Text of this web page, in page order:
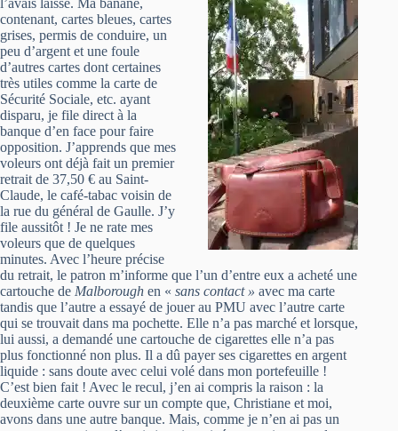
contenant, cartes bleues, cartes
grises, permis de conduire, un
peu d’argent et une foule
d’autres cartes dont certaines
très utiles comme la carte de
Sécurité Sociale, etc. ayant
disparu, je file direct à la
banque d’en face pour faire
opposition. J’apprends que mes
voleurs ont déjà fait un premier
retrait de 37,50 € au Saint-
Claude, le café-tabac voisin de
la rue du général de Gaulle. J’y
file aussitôt ! Je ne rate mes
voleurs que de quelques
minutes. Avec l’heure précise
du retrait, le patron m’informe que l’un d’entre eux a acheté une
cartouche de Malborough en « sans contact » avec ma carte
tandis que l’autre a essayé de jouer au PMU avec l’autre carte
qui se trouvait dans ma pochette. Elle n’a pas marché et lorsque,
lui aussi, a demandé une cartouche de cigarettes elle n’a pas
plus fonctionné non plus. Il a dû payer ses cigarettes en argent
liquide : sans doute avec celui volé dans mon portefeuille !
C’est bien fait ! Avec le recul, j’en ai compris la raison : la
deuxième carte ouvre sur un compte que, Christiane et moi,
avons dans une autre banque. Mais, comme je n’en ai pas un